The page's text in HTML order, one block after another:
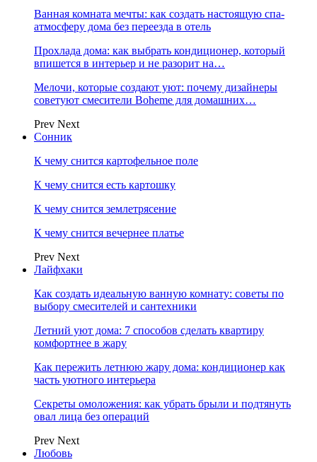
Ванная комната мечты: как создать настоящую спа-
атмосферу дома без переезда в отель
Прохлада дома: как выбрать кондиционер, который
впишется в интерьер и не разорит на…
Мелочи, которые создают уют: почему дизайнеры
советуют смесители Boheme для домашних…
Prev Next
Сонник
К чему снится картофельное поле
К чему снится есть картошку
К чему снится землетрясение
К чему снится вечернее платье
Prev Next
Лайфхаки
Как создать идеальную ванную комнату: советы по
выбору смесителей и сантехники
Летний уют дома: 7 способов сделать квартиру
комфортнее в жару
Как пережить летнюю жару дома: кондиционер как
часть уютного интерьера
Секреты омоложения: как убрать брыли и подтянуть
овал лица без операций
Prev Next
Любовь